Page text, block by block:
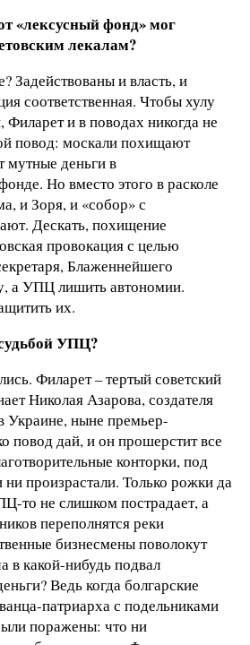
«лексусный фонд» мог
лекалам?
Задействованы и власть, и
соответственная. Чтобы хулу
Филарет и в поводах никогда не
повод: москали похищают
деньги в
Но вместо этого в расколе
и Зоря, и «собор» с
Дескать, похищение
провокация с целью
Блаженнейшего
а УПЦ лишить автономии.
их.
УПЦ?
Филарет – тертый советский
Николая Азарова, создателя
Украине, ныне премьер-
повод дай, и он прошерстит все
конторки, под
произрастали. Только рожки да
то не слишком пострадает, а
переполнятся реки
бизнесмены поволокут
в какой-нибудь подвал
Ведь когда болгарские
патриарха с подельниками
поражены: что ни